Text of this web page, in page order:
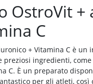
OstroVit +
C
+ Vitamina C è un
ingredienti,
C. È un preparato
per gli atleti, così